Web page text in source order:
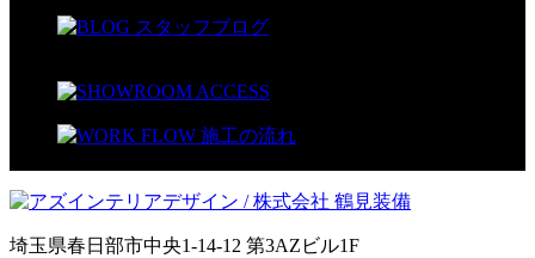
埼玉県春日部市中央1-14-12 第3AZビル1F